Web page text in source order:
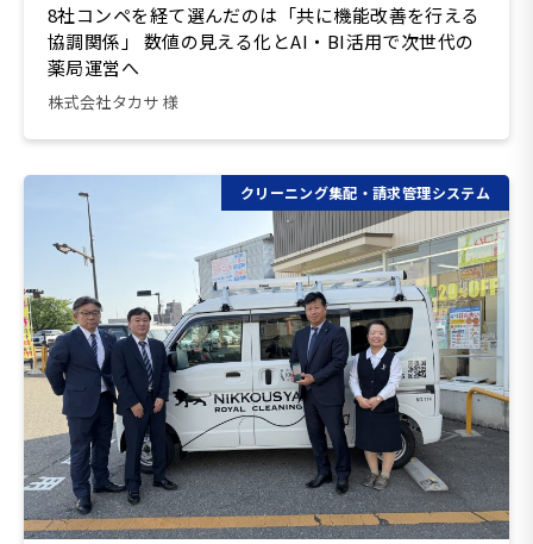
8社コンペを経て選んだのは「共に機能改善を行える
協調関係」 数値の見える化とAI・BI活用で次世代の
薬局運営へ
株式会社タカサ 様
クリーニング集配・請求管理システム